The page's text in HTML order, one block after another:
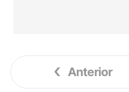
Anterior